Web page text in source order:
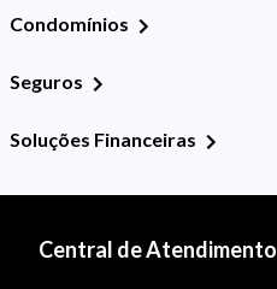
Condomínios
Seguros
Soluções Financeiras
Central de Atendimento